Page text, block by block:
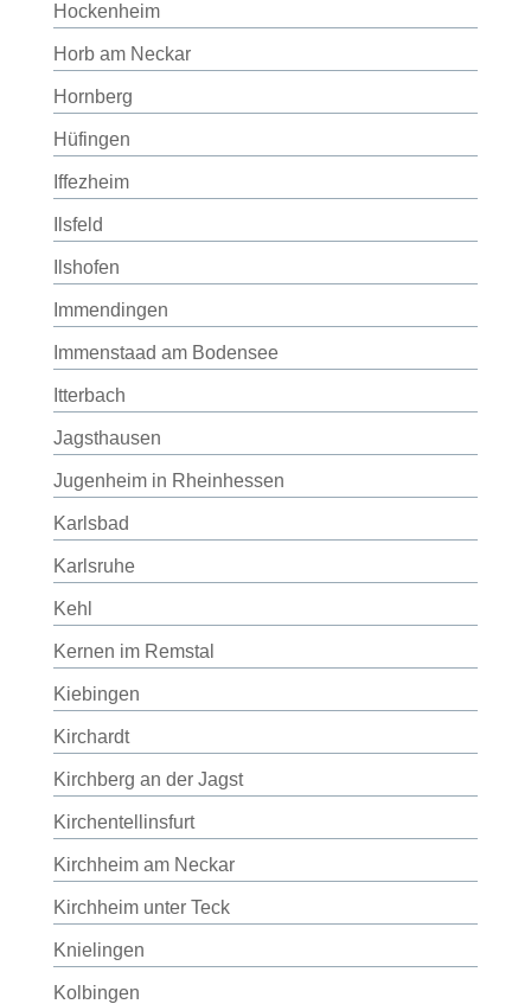
Hockenheim
Horb am Neckar
Hornberg
Hüfingen
Iffezheim
Ilsfeld
Ilshofen
Immendingen
Immenstaad am Bodensee
Itterbach
Jagsthausen
Jugenheim in Rheinhessen
Karlsbad
Karlsruhe
Kehl
Kernen im Remstal
Kiebingen
Kirchardt
Kirchberg an der Jagst
Kirchentellinsfurt
Kirchheim am Neckar
Kirchheim unter Teck
Knielingen
Kolbingen